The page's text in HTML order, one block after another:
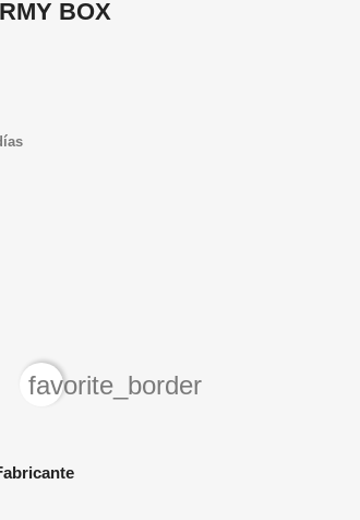
BOX
favorite_border